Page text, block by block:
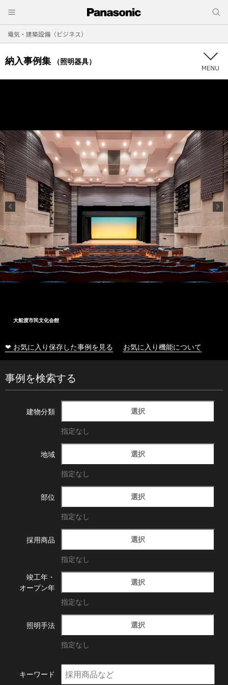
電気・建築設備（ビジネス）
納入事例集 （照明器具）
大船渡市民文化会館
❤ お気に入り保存した事例を見る お気に入り機能について
事例を検索する
建物分類 選択
指定なし
地域 選択
指定なし
部位 選択
指定なし
採用商品 選択
指定なし
竣工年・
オープン年
選択
指定なし
照明手法 選択
指定なし
キーワード